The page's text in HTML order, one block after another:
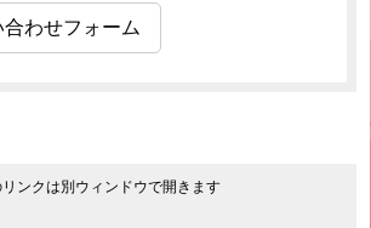
合わせフォーム
ンクは別ウィンドウで開きます